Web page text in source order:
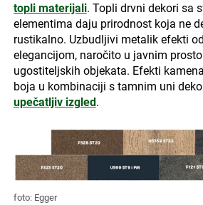
topli materijali. Topli drvni dekori sa
elementima daju prirodnost koja ne
rustikalno. Uzbudljivi metalik efekti
elegancijom, naročito u javnim
ugostiteljskih objekata. Efekti
boja u kombinaciji s tamnim uni
upečatljiv izgled.
foto: Egger